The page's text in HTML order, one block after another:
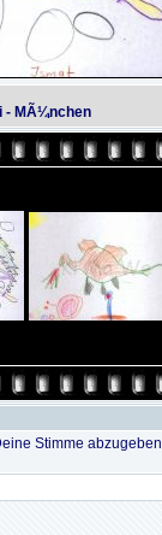
- MÃ¼nchen
Stimme abzugeben